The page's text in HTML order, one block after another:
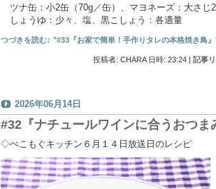
ツナ缶：小2缶（70g／缶）、マヨネーズ：大さじ2
しょうゆ：少々、塩、黒こしょう：各適量
つづきを読む♪ "#33『お家で簡単！手作りタレの本格焼き鳥
投稿者: CHARA 日時: 23:24 | 記事
2026年06月14日
#32『ナチュールワインに合うおつま
◇ぺこもぐキッチン６月１４日放送日のレシピ